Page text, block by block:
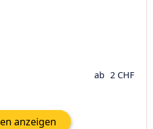
ab 2 CHF
anzeigen